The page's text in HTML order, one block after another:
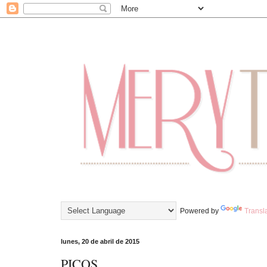
Powered by
lunes, 20 de abril de 2015
PICOS